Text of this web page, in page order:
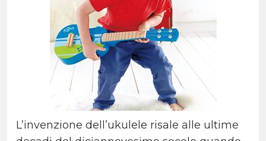
L’invenzione dell’ukulele risale alle ultime